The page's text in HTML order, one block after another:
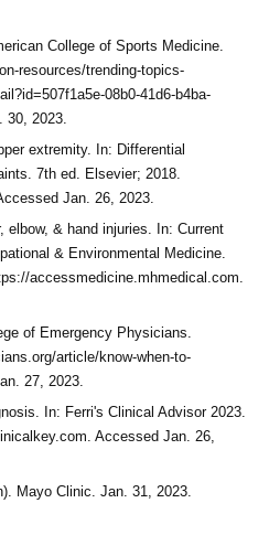
College of Sports Medicine.
resources/trending-topics-
08b0-41d6-b4ba-
30, 2023.
extremity. In: Differential
7th ed. Elsevier; 2018.
Jan. 26, 2023.
elbow, & hand injuries. In: Current
& Environmental Medicine.
accessmedicine.mhmedical.com.
of Emergency Physicians.
article/know-when-to-
27, 2023.
In: Ferri's Clinical Advisor 2023.
Accessed Jan. 26,
Mayo Clinic. Jan. 31, 2023.